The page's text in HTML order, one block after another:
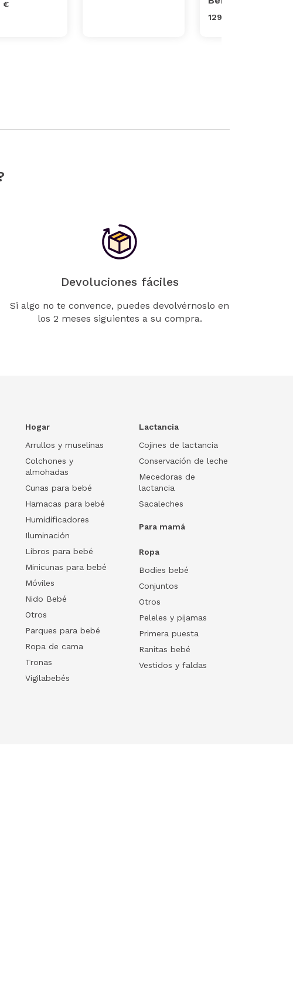
€
129,00 €
Devoluciones fáciles
Si algo no te convence, puedes devolvérnoslo en
los 2 meses siguientes a su compra.
Hogar
Arrullos y muselinas
Colchones y
almohadas
Cunas para bebé
Hamacas para bebé
Humidificadores
Iluminación
Libros para bebé
Minicunas para bebé
Móviles
Nido Bebé
Otros
Parques para bebé
Ropa de cama
Tronas
Vigilabebés
Lactancia
Cojines de lactancia
Conservación de leche
Mecedoras de
lactancia
Sacaleches
Para mamá
Ropa
Bodies bebé
Conjuntos
Otros
Peleles y pijamas
Primera puesta
Ranitas bebé
Vestidos y faldas